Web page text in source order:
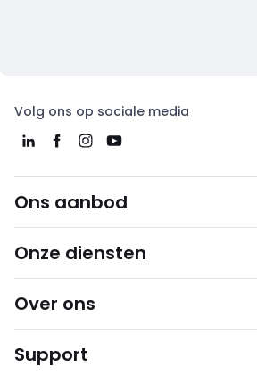
Volg ons op sociale media
Ons aanbod
Onze diensten
Over ons
Support